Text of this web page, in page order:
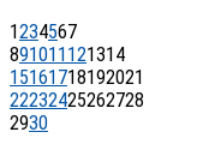
1234567
891011 121314
15161718192021
22232425262728
2930